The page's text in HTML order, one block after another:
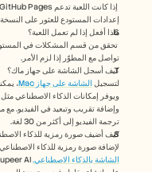
إعدادات المستودع للعثور على
ماذا أفعل إذا لم تعمل اللعبة؟
تواصل مع المطوّر إذا لزم الأمر.
كيف أسجل الشاشة على جهاز ماك؟
لتسجيل الشاشة على جهاز Mac
ترجمة الفيديو إلى أكثر من 30 لغة.
كيف أضيف صورة رمزية للذكاء
لإضافة صورة رمزية للذكاء
الشاشة بالذكاء الاصطناعي.